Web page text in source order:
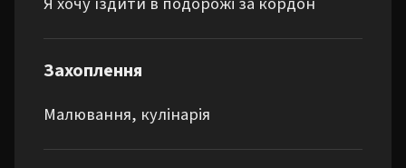
Захоплення
Малювання, кулінарія